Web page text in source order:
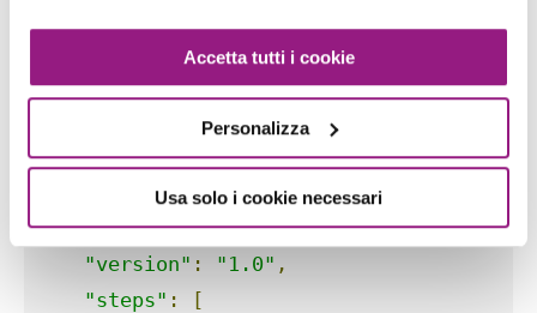
Accetta tutti i cookie
Personalizza
Usa solo i cookie necessari
Ecco un esempio di job che permette ai
dispositivi di scaricare un file da un bucket S3,
eseguirlo e infine eseguire un riavvio del sistema:
{
"version" : "1.0" ,
"steps" :
[